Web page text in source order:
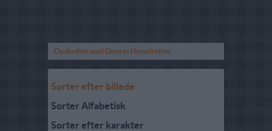
Opskrifter med Diverse Hovedretter
Sorter efter billede
Sorter Alfabetisk
Sorter efter karakter